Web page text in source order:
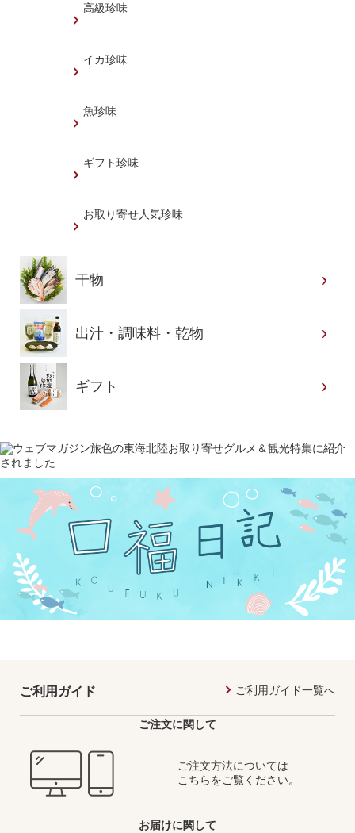
高級珍味
イカ珍味
魚珍味
ギフト珍味
お取り寄せ人気珍味
干物
出汁・調味料・乾物
ギフト
ご利用ガイド ご利用ガイド一覧へ
ご注文に関して
ご注文方法については
こちらをご覧ください。
お届けに関して